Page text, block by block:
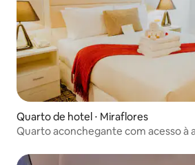
Quarto de hotel ⋅ Miraflores
Quarto aconchegante com acesso à